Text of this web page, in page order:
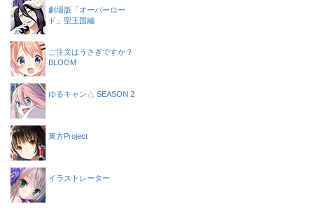
劇場版「オーバーロー
ド」聖王国編
ご注文はうさぎですか？
BLOOM
ゆるキャン△ SEASON 2
東方Project
イラストレーター